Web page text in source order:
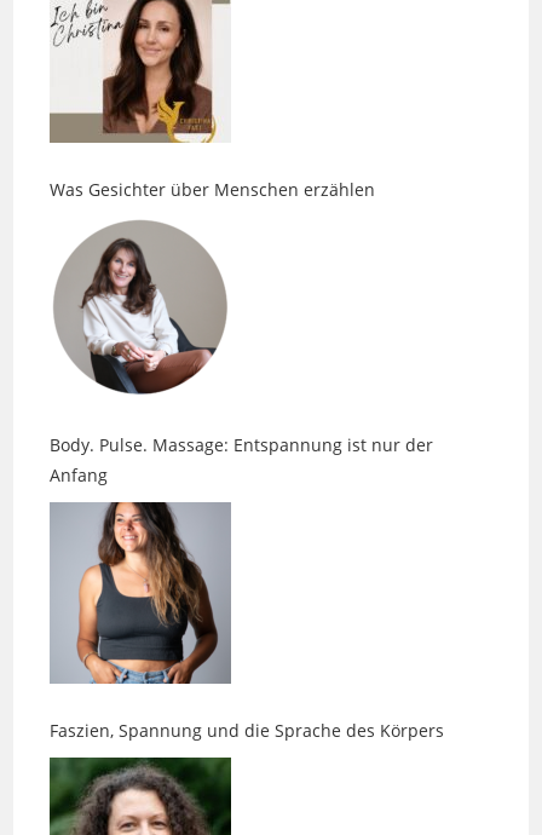
Was Gesichter über Menschen erzählen
Body. Pulse. Massage: Entspannung ist nur der
Faszien, Spannung und die Sprache des Körpers